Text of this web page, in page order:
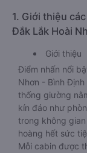
1. Giới thiệu
Đắk Lắk Hoài
Giới thiệu
Điểm nhấn nổi
Nhơn - Bình
thống giường
kín đáo như
trong không
hoàng hết sức
Mỗi cabin được